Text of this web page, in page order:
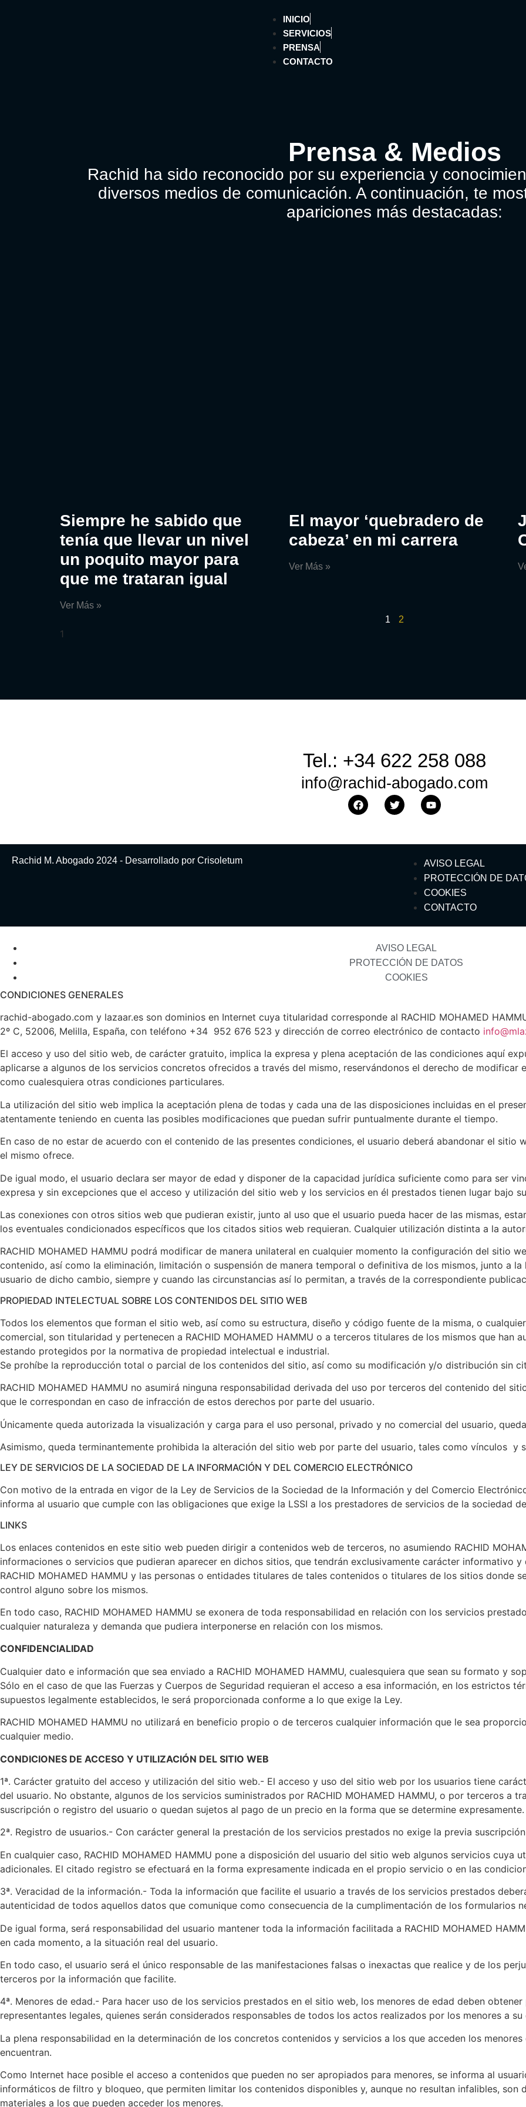
INICIO
SERVICIOS
PRENSA
CONTACTO
Prensa & Medios
Rachid ha sido reconocido por su experiencia y
diversos medios de comunicación. A continuación, te
apariciones más destacadas:
Siempre he sabido que
tenía que llevar un nivel
un poquito mayor para
que me trataran igual
Ver Más »
El mayor ‘quebradero de
cabeza’ en mi carrera
Ver Más »
1 2
Tel.: +34 622 258 088
info@rachid-abogado.com
Rachid M. Abogado 2024 - Desarrollado por Crisoletum
AVISO LEGAL
PROTECCIÓN DE
COOKIES
CONTACTO
AVISO LEGAL
PROTECCIÓN DE DATOS
COOKIES
CONDICIONES GENERALES
rachid-abogado.com y lazaar.es son dominios en Internet cuya titularidad corresponde al RACHID MOHAMED
2º C, 52006, Melilla, España, con teléfono +34 952 676 523 y dirección de correo electrónico de contacto
El acceso y uso del sitio web, de carácter gratuito, implica la expresa y plena aceptación de las condiciones aquí
aplicarse a algunos de los servicios concretos ofrecidos a través del mismo, reservándonos el derecho de modificar
como cualesquiera otras condiciones particulares.
La utilización del sitio web implica la aceptación plena de todas y cada una de las disposiciones incluidas en el
atentamente teniendo en cuenta las posibles modificaciones que puedan sufrir puntualmente durante el tiempo.
En caso de no estar de acuerdo con el contenido de las presentes condiciones, el usuario deberá abandonar el
el mismo ofrece.
De igual modo, el usuario declara ser mayor de edad y disponer de la capacidad jurídica suficiente como para ser
expresa y sin excepciones que el acceso y utilización del sitio web y los servicios en él prestados tienen lugar bajo
Las conexiones con otros sitios web que pudieran existir, junto al uso que el usuario pueda hacer de las mismas,
los eventuales condicionados específicos que los citados sitios web requieran. Cualquier utilización distinta a la
RACHID MOHAMED HAMMU podrá modificar de manera unilateral en cualquier momento la configuración del sitio
contenido, así como la eliminación, limitación o suspensión de manera temporal o definitiva de los mismos, junto a
usuario de dicho cambio, siempre y cuando las circunstancias así lo permitan, a través de la correspondiente
PROPIEDAD INTELECTUAL SOBRE LOS CONTENIDOS DEL SITIO WEB
Todos los elementos que forman el sitio web, así como su estructura, diseño y código fuente de la misma, o
comercial, son titularidad y pertenecen a RACHID MOHAMED HAMMU o a terceros titulares de los mismos que han
estando protegidos por la normativa de propiedad intelectual e industrial.
Se prohíbe la reproducción total o parcial de los contenidos del sitio, así como su modificación y/o distribución sin
RACHID MOHAMED HAMMU no asumirá ninguna responsabilidad derivada del uso por terceros del contenido del
que le correspondan en caso de infracción de estos derechos por parte del usuario.
Únicamente queda autorizada la visualización y carga para el uso personal, privado y no comercial del usuario,
Asimismo, queda terminantemente prohibida la alteración del sitio web por parte del usuario, tales como vínculos y
LEY DE SERVICIOS DE LA SOCIEDAD DE LA INFORMACIÓN Y DEL COMERCIO ELECTRÓNICO
Con motivo de la entrada en vigor de la Ley de Servicios de la Sociedad de la Información y del Comercio
informa al usuario que cumple con las obligaciones que exige la LSSI a los prestadores de servicios de la sociedad
LINKS
Los enlaces contenidos en este sitio web pueden dirigir a contenidos web de terceros, no asumiendo RACHID
informaciones o servicios que pudieran aparecer en dichos sitios, que tendrán exclusivamente carácter informativo
RACHID MOHAMED HAMMU y las personas o entidades titulares de tales contenidos o titulares de los sitios donde
control alguno sobre los mismos.
En todo caso, RACHID MOHAMED HAMMU se exonera de toda responsabilidad en relación con los servicios
cualquier naturaleza y demanda que pudiera interponerse en relación con los mismos.
CONFIDENCIALIDAD
Cualquier dato e información que sea enviado a RACHID MOHAMED HAMMU, cualesquiera que sean su formato y
Sólo en el caso de que las Fuerzas y Cuerpos de Seguridad requieran el acceso a esa información, en los estrictos
supuestos legalmente establecidos, le será proporcionada conforme a lo que exige la Ley.
RACHID MOHAMED HAMMU no utilizará en beneficio propio o de terceros cualquier información que le sea
cualquier medio.
CONDICIONES DE ACCESO Y UTILIZACIÓN DEL SITIO WEB
1ª. Carácter gratuito del acceso y utilización del sitio web.- El acceso y uso del sitio web por los usuarios tiene
del usuario. No obstante, algunos de los servicios suministrados por RACHID MOHAMED HAMMU, o por terceros a
suscripción o registro del usuario o quedan sujetos al pago de un precio en la forma que se determine expresamente.
2ª. Registro de usuarios.- Con carácter general la prestación de los servicios prestados no exige la previa
En cualquier caso, RACHID MOHAMED HAMMU pone a disposición del usuario del sitio web algunos servicios cuya
adicionales. El citado registro se efectuará en la forma expresamente indicada en el propio servicio o en las
3ª. Veracidad de la información.- Toda la información que facilite el usuario a través de los servicios prestados
autenticidad de todos aquellos datos que comunique como consecuencia de la cumplimentación de los formularios
De igual forma, será responsabilidad del usuario mantener toda la información facilitada a RACHID MOHAMED
en cada momento, a la situación real del usuario.
En todo caso, el usuario será el único responsable de las manifestaciones falsas o inexactas que realice y de los
terceros por la información que facilite.
4ª. Menores de edad.- Para hacer uso de los servicios prestados en el sitio web, los menores de edad deben
representantes legales, quienes serán considerados responsables de todos los actos realizados por los menores a su
La plena responsabilidad en la determinación de los concretos contenidos y servicios a los que acceden los
encuentran.
Como Internet hace posible el acceso a contenidos que pueden no ser apropiados para menores, se informa al
informáticos de filtro y bloqueo, que permiten limitar los contenidos disponibles y, aunque no resultan infalibles,
materiales a los que pueden acceder los menores.